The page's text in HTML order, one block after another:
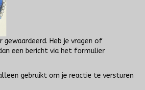
gewaardeerd. Heb je vragen of
een bericht via het formulier
gebruikt om je reactie te versturen